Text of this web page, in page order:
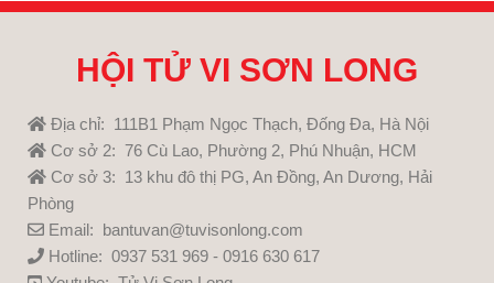
HỘI TỬ VI SƠN LONG
Địa chỉ: 111B1 Phạm Ngọc Thạch, Đống Đa, Hà Nội
Cơ sở 2: 76 Cù Lao, Phường 2, Phú Nhuận, HCM
Cơ sở 3: 13 khu đô thị PG, An Đồng, An Dương, Hải
Phòng
Email: bantuvan@tuvisonlong.com
Hotline: 0937 531 969 - 0916 630 617